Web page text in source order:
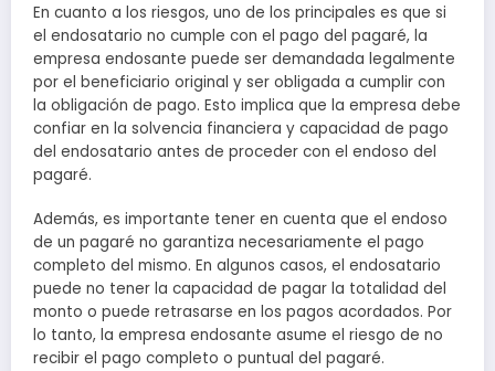
En cuanto a los riesgos, uno de los principales es que si
el endosatario no cumple con el pago del pagaré, la
empresa endosante puede ser demandada legalmente
por el beneficiario original y ser obligada a cumplir con
la obligación de pago. Esto implica que la empresa debe
confiar en la solvencia financiera y capacidad de pago
del endosatario antes de proceder con el endoso del
pagaré.
Además, es importante tener en cuenta que el endoso
de un pagaré no garantiza necesariamente el pago
completo del mismo. En algunos casos, el endosatario
puede no tener la capacidad de pagar la totalidad del
monto o puede retrasarse en los pagos acordados. Por
lo tanto, la empresa endosante asume el riesgo de no
recibir el pago completo o puntual del pagaré.